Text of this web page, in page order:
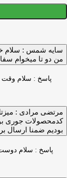
سايه شمس : سلام
من دو تا ميخوام
پاسخ : سلام وقت
مرتضی مرادی :
کدمحصولات جوری
بودیم ضمنا ارسال
پاسخ :